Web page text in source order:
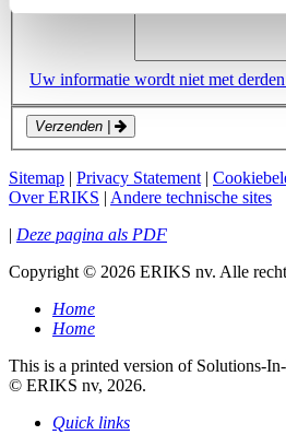
Uw informatie wordt niet met derden
Verzenden |
Sitemap | Privacy Statement |
Over ERIKS | Andere technische sites
| Deze pagina als PDF
Copyright © 2026 ERIKS nv. Alle
Home
Home
This is a printed version of Solutions-
© ERIKS nv, 2026.
Quick links